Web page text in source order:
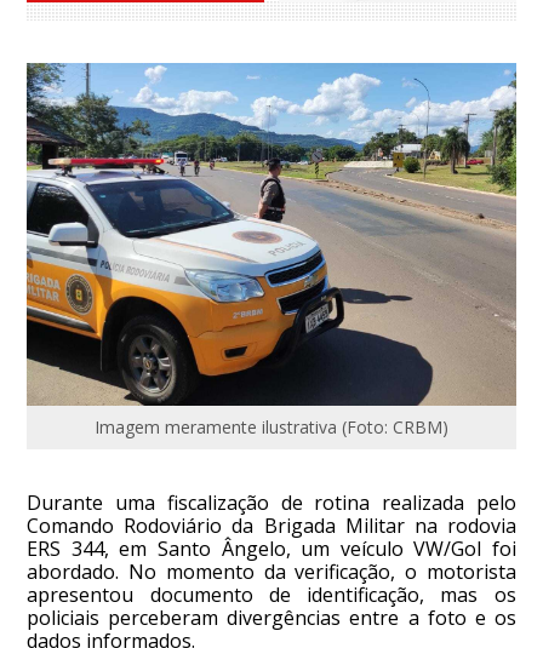
Imagem meramente ilustrativa (Foto: CRBM)
Durante uma fiscalização de rotina realizada pelo
Comando Rodoviário da Brigada Militar na rodovia
ERS 344, em Santo Ângelo, um veículo VW/Gol foi
abordado. No momento da verificação, o motorista
apresentou documento de identificação, mas os
policiais perceberam divergências entre a foto e os
dados informados.